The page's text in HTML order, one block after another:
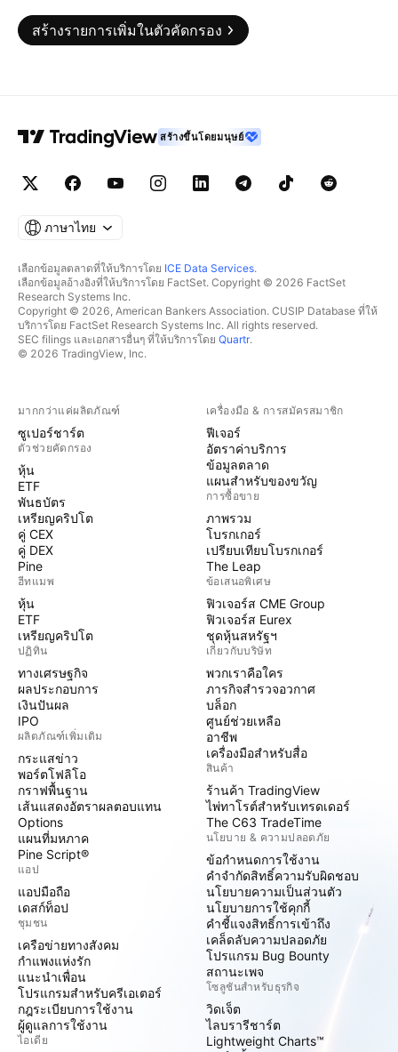
สร้างรายการเพิ่มในตัวคัดกรอง
สร้างขึ้นโดยมนุษย์
ภาษาไทย
เลือกข้อมูลตลาดที่ให้บริการโดย ICE Data Services.
เลือกข้อมูลอ้างอิงที่ให้บริการโดย FactSet. Copyright © 2026 FactSet
Research Systems Inc.
Copyright © 2026, American Bankers Association. CUSIP Database ที่ให้
บริการโดย FactSet Research Systems Inc. All rights reserved.
SEC filings และเอกสารอื่นๆ ที่ให้บริการโดย Quartr.
© 2026 TradingView, Inc.
มากกว่าแค่ผลิตภัณฑ์
ซูเปอร์ชาร์ต
ตัวช่วยคัดกรอง
หุ้น
ETF
พันธบัตร
เหรียญคริปโต
คู่ CEX
คู่ DEX
Pine
ฮีทแมพ
หุ้น
ETF
เหรียญคริปโต
ปฏิทิน
ทางเศรษฐกิจ
ผลประกอบการ
เงินปันผล
IPO
ผลิตภัณฑ์เพิ่มเติม
กระแสข่าว
พอร์ตโฟลิโอ
กราฟพื้นฐาน
เส้นแสดงอัตราผลตอบแทน
Options
แผนที่มหภาค
Pine Script®
แอป
แอปมือถือ
เดสก์ท็อป
ชุมชน
เครือข่ายทางสังคม
กำแพงแห่งรัก
แนะนำเพื่อน
โปรแกรมสำหรับครีเอเตอร์
กฎระเบียบการใช้งาน
ผู้ดูแลการใช้งาน
ไอเดีย
เครื่องมือ & การสมัครสมาชิก
ฟีเจอร์
อัตราค่าบริการ
ข้อมูลตลาด
แผนสำหรับของขวัญ
การซื้อขาย
ภาพรวม
โบรกเกอร์
เปรียบเทียบโบรกเกอร์
The Leap
ข้อเสนอพิเศษ
ฟิวเจอร์ส CME Group
ฟิวเจอร์ส Eurex
ชุดหุ้นสหรัฐฯ
เกี่ยวกับบริษัท
พวกเราคือใคร
ภารกิจสำรวจอวกาศ
บล็อก
ศูนย์ช่วยเหลือ
อาชีพ
เครื่องมือสำหรับสื่อ
สินค้า
ร้านค้า TradingView
ไพ่ทาโรต์สำหรับเทรดเดอร์
The C63 TradeTime
นโยบาย & ความปลอดภัย
ข้อกำหนดการใช้งาน
คำจำกัดสิทธิ์ความรับผิดชอบ
นโยบายความเป็นส่วนตัว
นโยบายการใช้คุกกี้
คำชี้แจงสิทธิ์การเข้าถึง
เคล็ดลับความปลอดภัย
โปรแกรม Bug Bounty
สถานะเพจ
โซลูชันสำหรับธุรกิจ
วิดเจ็ต
ไลบรารีชาร์ต
Lightweight Charts™